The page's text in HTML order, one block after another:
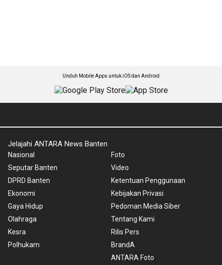
Unduh Mobile Apps untuk iOS dan Android
Jelajahi ANTARA News Banten
Nasional
Seputar Banten
DPRD Banten
Ekonomi
Gaya Hidup
Olahraga
Kesra
Polhukam
Foto
Video
Ketentuan Penggunaan
Kebijakan Privasi
Pedoman Media Siber
Tentang Kami
Rilis Pers
BrandA
ANTARA Foto